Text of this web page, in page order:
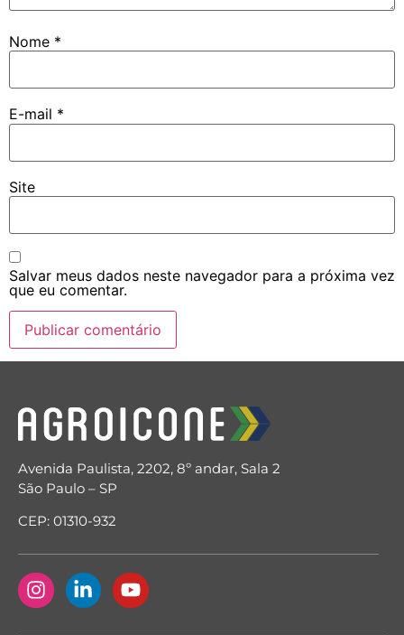
Nome *
E-mail *
Site
Salvar meus dados neste navegador para a próxima vez
que eu comentar.
Avenida Paulista, 2202, 8º andar, Sala 2
São Paulo – SP
CEP: 01310-932